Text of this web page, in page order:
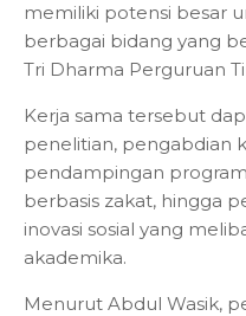
memiliki potensi besar
berbagai bidang yang
Tri Dharma Perguruan
Kerja sama tersebut
penelitian, pengabdian
pendampingan
berbasis zakat, hingga
inovasi sosial yang
akademika.
Menurut Abdul Wasik,